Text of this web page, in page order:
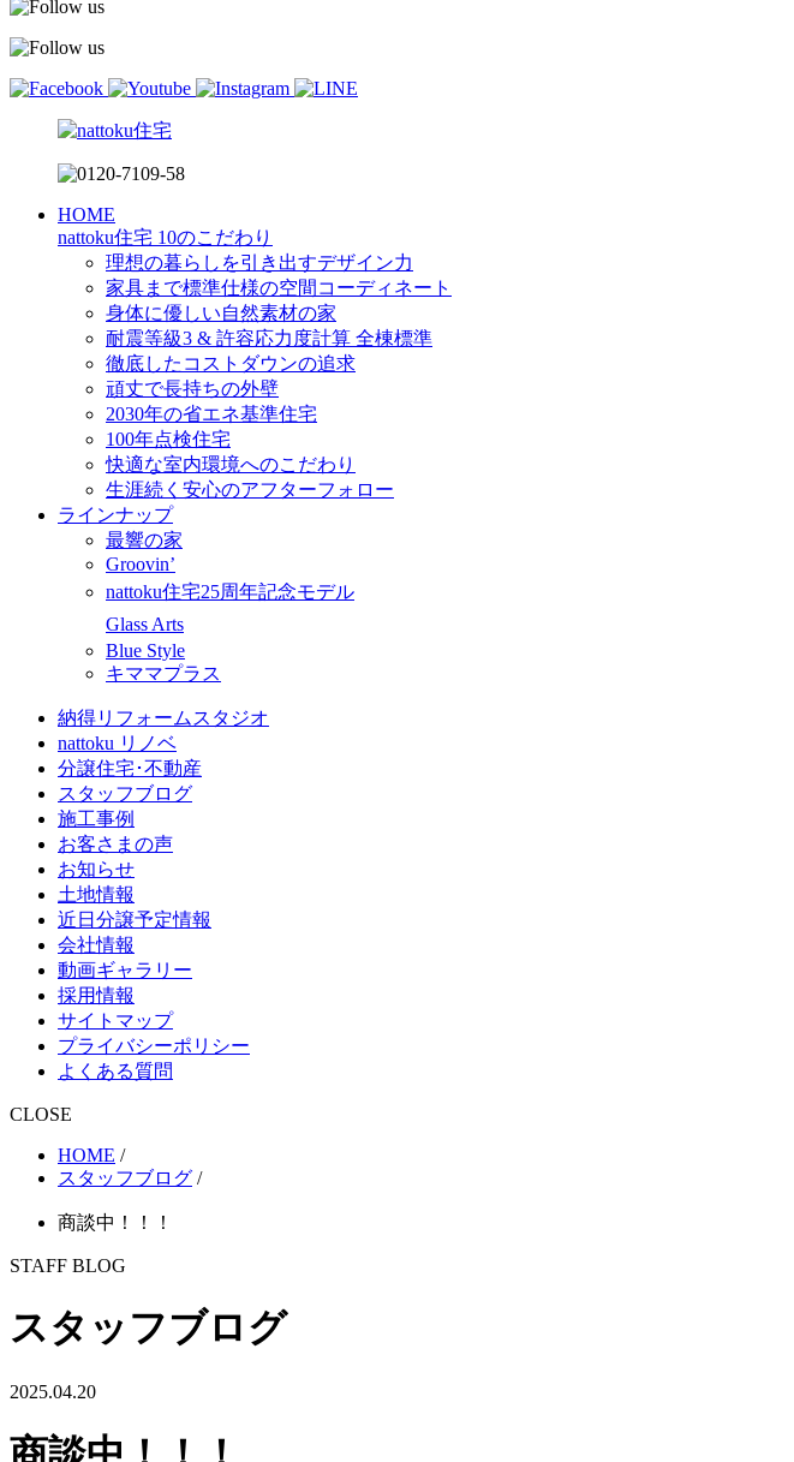
HOME
nattoku住宅 10のこだわり
理想の暮らしを引き出すデザイン力
家具まで標準仕様の空間コーディネート
身体に優しい自然素材の家
耐震等級3 & 許容応力度計算 全棟標準
徹底したコストダウンの追求
頑丈で長持ちの外壁
2030年の省エネ基準住宅
100年点検住宅
快適な室内環境へのこだわり
生涯続く安心のアフターフォロー
ラインナップ
最響の家
Groovin’
nattoku住宅25周年記念モデル
Glass Arts
Blue Style
キママプラス
納得リフォームスタジオ
nattoku リノベ
分譲住宅･不動産
スタッフブログ
施工事例
お客さまの声
お知らせ
土地情報
近日分譲予定情報
会社情報
動画ギャラリー
採用情報
サイトマップ
プライバシーポリシー
よくある質問
CLOSE
HOME /
スタッフブログ /
商談中！！！
STAFF BLOG
スタッフブログ
2025.04.20